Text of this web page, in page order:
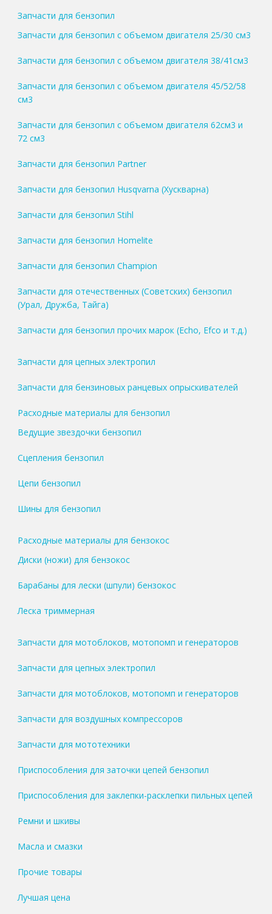
Запчасти для бензопил
Запчасти для бензопил с объемом двигателя 25/30 см3
Запчасти для бензопил с объемом двигателя 38/41см3
Запчасти для бензопил с объемом двигателя 45/52/58
см3
Запчасти для бензопил с объемом двигателя 62см3 и
72 см3
Запчасти для бензопил Partner
Запчасти для бензопил Husqvarna (Хускварна)
Запчасти для бензопил Stihl
Запчасти для бензопил Homelite
Запчасти для бензопил Champion
Запчасти для отечественных (Советских) бензопил
(Урал, Дружба, Тайга)
Запчасти для бензопил прочих марок (Echo, Efco и т.д.)
Запчасти для цепных электропил
Запчасти для бензиновых ранцевых опрыскивателей
Расходные материалы для бензопил
Ведущие звездочки бензопил
Сцепления бензопил
Цепи бензопил
Шины для бензопил
Расходные материалы для бензокос
Диски (ножи) для бензокос
Барабаны для лески (шпули) бензокос
Леска триммерная
Запчасти для мотоблоков, мотопомп и генераторов
Запчасти для цепных электропил
Запчасти для мотоблоков, мотопомп и генераторов
Запчасти для воздушных компрессоров
Запчасти для мототехники
Приспособления для заточки цепей бензопил
Приспособления для заклепки-расклепки пильных цепей
Ремни и шкивы
Масла и смазки
Прочие товары
Лучшая цена